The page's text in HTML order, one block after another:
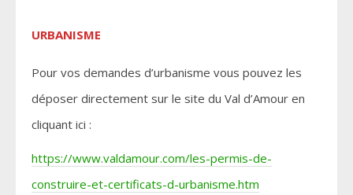
URBANISME
Pour vos demandes d’urbanisme vous pouvez les
déposer directement sur le site du Val d’Amour en
cliquant ici :
https://www.valdamour.com/les-permis-de-
construire-et-certificats-d-urbanisme.htm